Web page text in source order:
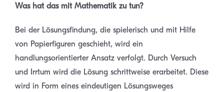
Was hat das mit Mathematik zu tun?
Bei der Lösungsfindung, die spielerisch und mit Hilfe
von Papierfiguren geschieht, wird ein
handlungsorientierter Ansatz verfolgt. Durch Versuch
und Irrtum wird die Lösung schrittweise erarbeitet. Diese
wird in Form eines eindeutigen Lösungsweges